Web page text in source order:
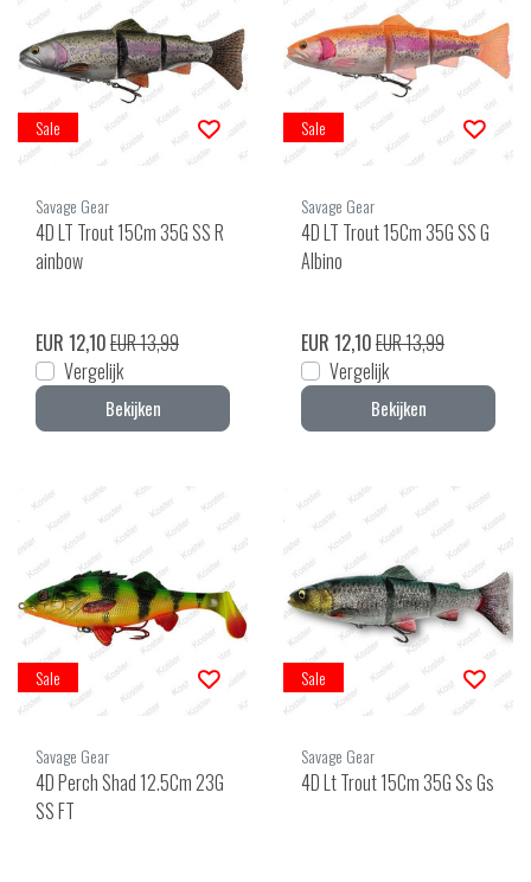
Sale
Savage Gear
4D LT Trout 15Cm 35G SS R
ainbow
EUR 12,10EUR 13,99
Vergelijk
Bekijken
Sale
Savage Gear
4D LT Trout 15Cm 35G SS G
Albino
EUR 12,10EUR 13,99
Vergelijk
Bekijken
Sale
Savage Gear
4D Perch Shad 12.5Cm 23G
SS FT
Sale
Savage Gear
4D Lt Trout 15Cm 35G Ss Gs